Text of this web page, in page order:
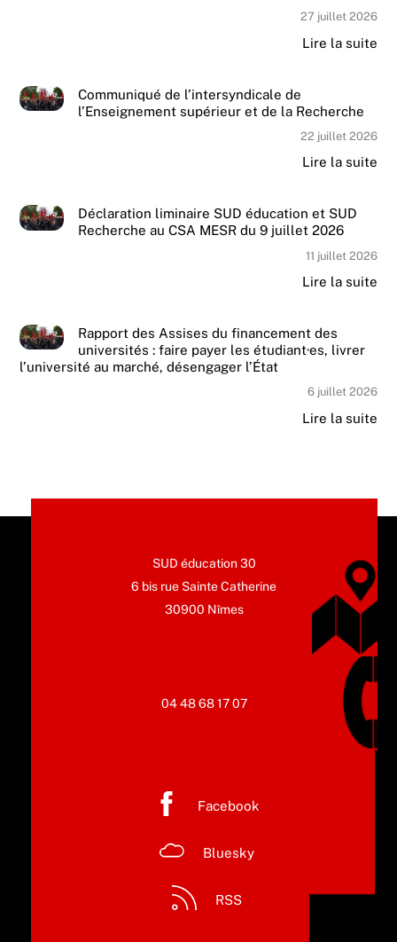
27 juillet 2026
Lire la suite
Communiqué de l’intersyndicale de
l’Enseignement supérieur et de la Recherche
22 juillet 2026
Lire la suite
Déclaration liminaire SUD éducation et SUD
Recherche au CSA MESR du 9 juillet 2026
11 juillet 2026
Lire la suite
Rapport des Assises du financement des
universités : faire payer les étudiant·es, livrer
l’université au marché, désengager l’État
6 juillet 2026
Lire la suite
SUD éducation 30
6 bis rue Sainte Catherine
30900 Nîmes
04 48 68 17 07
Facebook
Bluesky
RSS